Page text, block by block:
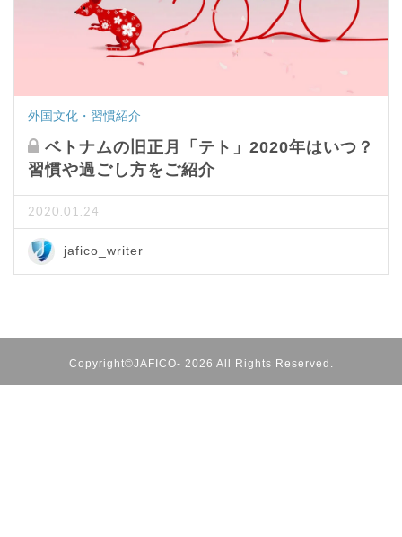
外国文化・習慣紹介
ベトナムの旧正月「テト」2020年はいつ？
習慣や過ごし方をご紹介
2020.01.24
jafico_writer
Copyright©JAFICO- 2026 All Rights Reserved.